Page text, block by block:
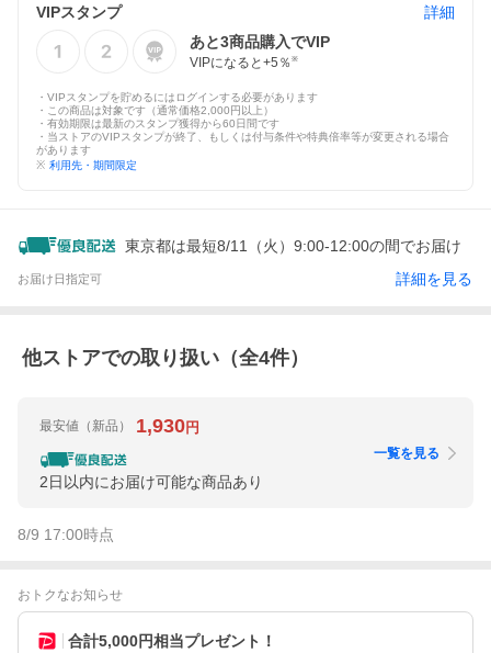
VIPスタンプ
詳細
あと3商品購入でVIP
VIPになると+5 ％ ※
・VIPスタンプを貯めるにはログインする必要があります
・この商品は対象です（通常価格2,000円以上）
・有効期限は最新のスタンプ獲得から60日間です
・当ストアのVIPスタンプが終了、もしくは付与条件や特典倍率等が変更される場合
があります
※ 利用先・期間限定
東京都は最短8/11（火）9:00-12:00の間でお届け
お届け日指定可 詳細を見る
他ストアでの取り扱い（全4件）
最安値 （新品） 1,930円
2日以内にお届け可能な商品あり
一覧を見る
8/9 17:00時点
おトクなお知らせ
合計5,000円相当プレゼント！